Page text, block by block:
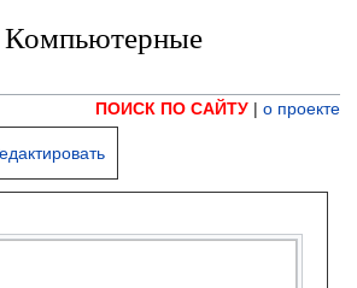
ПОИСК ПО САЙТУ | о проекте